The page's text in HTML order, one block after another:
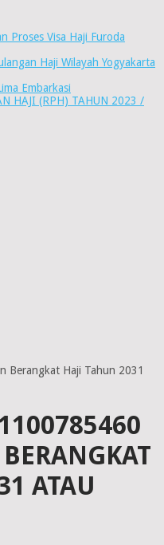
Proses Visa Haji Furoda
Haji Wilayah Yogyakarta
Embarkasi
HAJI (RPH) TAHUN 2023 /
Berangkat Haji Tahun 2031
ATAU